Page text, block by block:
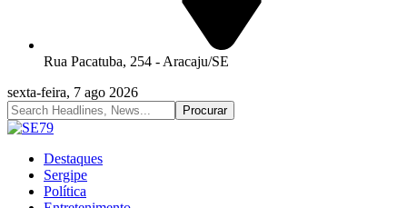
Rua Pacatuba, 254 - Aracaju/SE
sexta-feira, 7 ago 2026
Destaques
Sergipe
Política